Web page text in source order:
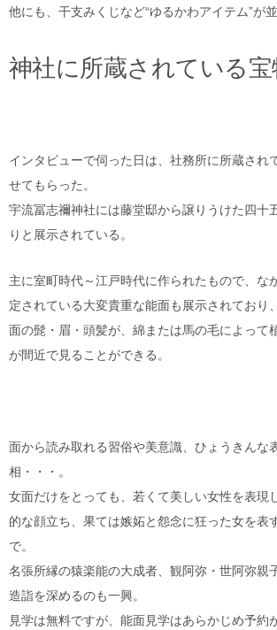
他にも、干支みくじなど“ゆるかわアイテム”が並
神社に所蔵されている宝
インタビューで伺った日は、社務所に所蔵され
せてもらった。
宇流冨志禰神社には藤堂邸から譲りうけた四十
りと展示されている。
主に室町時代～江戸時代に作られたもので、な
定されている大変貴重な能面も展示されており、
面の髭・眉・頭髪が、綿または馬の毛によって
が間近で見ることができる。
面から読み取れる習俗や美意識、ひょうきんな
相・・・。
女面だけをとっても、若くて美しい女性を表現
的な顔立ち、果ては嫉妬と怨念に狂った女を表
で。
名張所縁の猿楽能の大成者、観阿弥・世阿弥親
造詣を深めるのも一興。
見学は無料ですが、能面見学はあらかじめ予約